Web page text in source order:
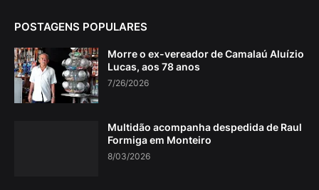
POSTAGENS POPULARES
Morre o ex-vereador de Camalaú Aluízio
Lucas, aos 78 anos
7/26/2026
Multidão acompanha despedida de Raul
Formiga em Monteiro
8/03/2026